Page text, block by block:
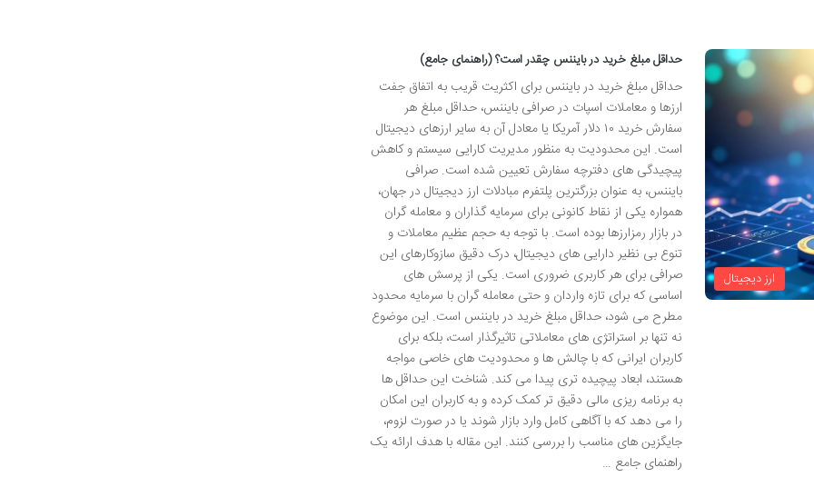
ارز دیجیتال
حداقل مبلغ خرید در بایننس چقدر است؟ (راهنمای جامع)
حداقل مبلغ خرید در بایننس برای اکثریت قریب به اتفاق جفت
ارزها و معاملات اسپات در صرافی بایننس، حداقل مبلغ هر
سفارش خرید ۱۰ دلار آمریکا یا معادل آن به سایر ارزهای دیجیتال
است. این محدودیت به منظور مدیریت کارایی سیستم و کاهش
پیچیدگی های دفترچه سفارش تعیین شده است. صرافی
بایننس، به عنوان بزرگترین پلتفرم مبادلات ارز دیجیتال در جهان،
همواره یکی از نقاط کانونی برای سرمایه گذاران و معامله گران
در بازار رمزارزها بوده است. با توجه به حجم عظیم معاملات و
تنوع بی نظیر دارایی های دیجیتال، درک دقیق سازوکارهای این
صرافی برای هر کاربری ضروری است. یکی از پرسش های
اساسی که برای تازه واردان و حتی معامله گران با سرمایه محدود
مطرح می شود، حداقل مبلغ خرید در بایننس است. این موضوع
نه تنها بر استراتژی های معاملاتی تاثیرگذار است، بلکه برای
کاربران ایرانی که با چالش ها و محدودیت های خاصی مواجه
هستند، ابعاد پیچیده تری پیدا می کند. شناخت این حداقل ها
به برنامه ریزی مالی دقیق تر کمک کرده و به کاربران این امکان
را می دهد که با آگاهی کامل وارد بازار شوند یا در صورت لزوم،
جایگزین های مناسب را بررسی کنند. این مقاله با هدف ارائه یک
راهنمای جامع …